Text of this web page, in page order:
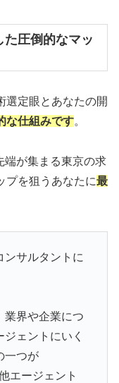
圧倒的なマッ
選定眼とあなたの開
な仕組みです。
端が集まる東京の求
プを狙うあなたに最
ンサルタントに
業界や企業につ
ェントにいく
一つが
エージェント